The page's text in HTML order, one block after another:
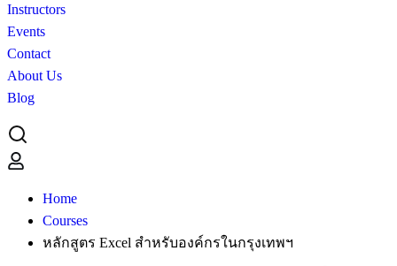
Instructors
Events
Contact
About Us
Blog
Home
Courses
หลักสูตร Excel สำหรับองค์กรในกรุงเทพฯ